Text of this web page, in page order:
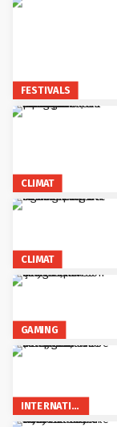
FESTIVALS
CLIMAT
CLIMAT
GAMING
INTERNATIONAL